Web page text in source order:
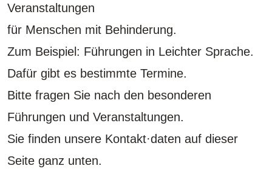
Veranstaltungen
für Menschen mit Behinderung.
Zum Beispiel: Führungen in Leichter Sprache.
Dafür gibt es bestimmte Termine.
Bitte fragen Sie nach den besonderen
Führungen und Veranstaltungen.
Sie finden unsere Kontakt·daten auf dieser
Seite ganz unten.